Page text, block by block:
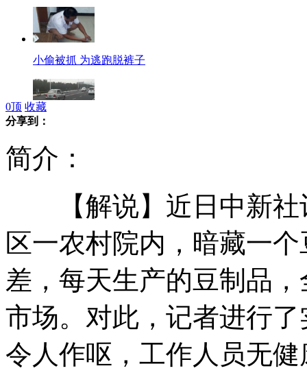
小偷被抓 为逃跑脱裤子
被富婆甩男小三当街挂牌示众
四川云南交界5.7级地震4死百人伤
调查：八成男生愿娶"剩女"
0顶 收藏
分享到：
简介：
【解说】近日中新社
区一农村院内，暗藏一
差，每天生产的豆制品
市场。对此，记者进行
令人作呕，工作人员无